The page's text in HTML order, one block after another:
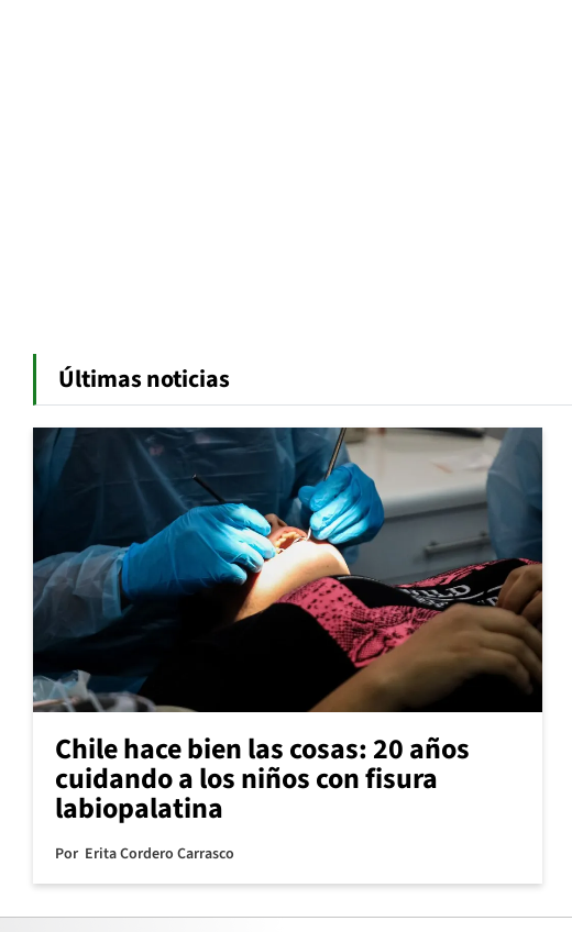
Últimas noticias
Chile hace bien las cosas: 20 años
cuidando a los niños con fisura
labiopalatina
Por Erita Cordero Carrasco